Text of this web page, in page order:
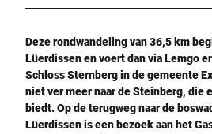
Deze rondwandeling van 36,5 km
Lüerdissen en voert dan via Lemgo
Schloss Sternberg in de gemeente
niet ver meer naar de Steinberg, die
biedt. Op de terugweg naar de
Lüerdissen is een bezoek aan het